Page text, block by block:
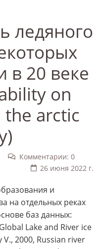
ледяного
в 20 веке
on
arctic
Комментарии: 0
26 июня 2022 г.
и
на отдельных реках
баз данных:
Lake and River ice
2000, Russian river